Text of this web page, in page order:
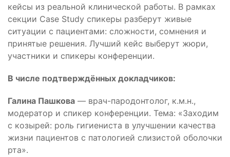
кейсы из реальной клинической работы. В рамках
секции Case Study спикеры разберут живые
ситуации с пациентами: сложности, сомнения и
принятые решения. Лучший кейс выберут жюри,
участники и спикеры конференции.
В числе подтверждённых докладчиков:
Галина Пашкова — врач-пародонтолог, к.м.н.,
модератор и спикер конференции. Тема: «Заходим
с козырей: роль гигиениста в улучшении качества
жизни пациентов с патологией слизистой оболочки
рта».